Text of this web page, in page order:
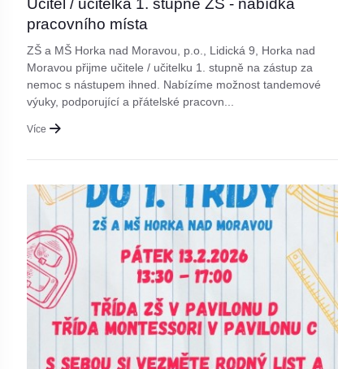
Učitel / učitelka 1. stupně ZŠ - nabídka
pracovního místa
ZŠ a MŠ Horka nad Moravou, p.o., Lidická 9, Horka nad
Moravou přijme učitele / učitelku 1. stupně na zástup za
nemoc s nástupem ihned. Nabízíme možnost tandemové
výuky, podporující a přátelské pracovn...
Více